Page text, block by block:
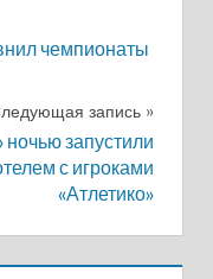
чемпионаты
запись
запустили
с игроками
«Атлетико»